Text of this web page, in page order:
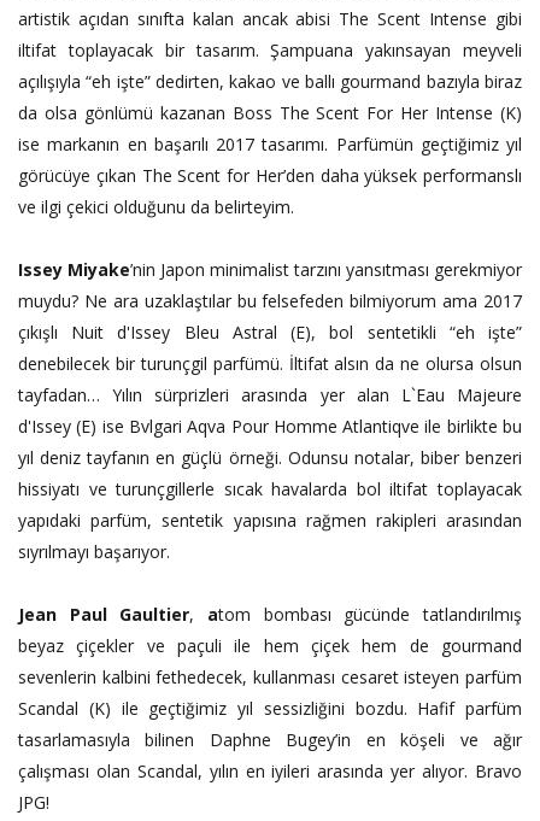
artistik açıdan sınıfta kalan ancak abisi The Scent Intense gibi
iltifat toplayacak bir tasarım. Şampuana yakınsayan meyveli
açılışıyla “eh işte” dedirten, kakao ve ballı gourmand bazıyla biraz
da olsa gönlümü kazanan Boss The Scent For Her Intense (K)
ise markanın en başarılı 2017 tasarımı. Parfümün geçtiğimiz yıl
görücüye çıkan The Scent for Her’den daha yüksek performanslı
ve ilgi çekici olduğunu da belirteyim.
Issey Miyake’nin Japon minimalist tarzını yansıtması gerekmiyor
muydu? Ne ara uzaklaştılar bu felsefeden bilmiyorum ama 2017
çıkışlı Nuit d'Issey Bleu Astral (E), bol sentetikli “eh işte”
denebilecek bir turunçgil parfümü. İltifat alsın da ne olursa olsun
tayfadan… Yılın sürprizleri arasında yer alan L`Eau Majeure
d'Issey (E) ise Bvlgari Aqva Pour Homme Atlantiqve ile birlikte bu
yıl deniz tayfanın en güçlü örneği. Odunsu notalar, biber benzeri
hissiyatı ve turunçgillerle sıcak havalarda bol iltifat toplayacak
yapıdaki parfüm, sentetik yapısına rağmen rakipleri arasından
sıyrılmayı başarıyor.
Jean Paul Gaultier, atom bombası gücünde tatlandırılmış
beyaz çiçekler ve paçuli ile hem çiçek hem de gourmand
sevenlerin kalbini fethedecek, kullanması cesaret isteyen parfüm
Scandal (K) ile geçtiğimiz yıl sessizliğini bozdu. Hafif parfüm
tasarlamasıyla bilinen Daphne Bugey’in en köşeli ve ağır
çalışması olan Scandal, yılın en iyileri arasında yer alıyor. Bravo
JPG!